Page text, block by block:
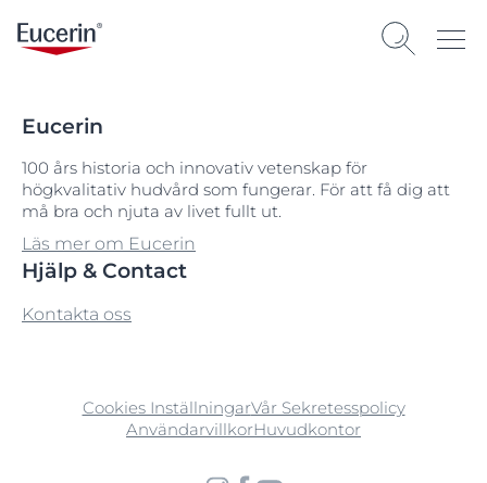
Eucerin
100 års historia och innovativ vetenskap för
högkvalitativ hudvård som fungerar. För att få dig att
må bra och njuta av livet fullt ut.
Läs mer om Eucerin
Hjälp & Contact
Kontakta oss
Cookies InställningarVår Sekretesspolicy
AnvändarvillkorHuvudkontor